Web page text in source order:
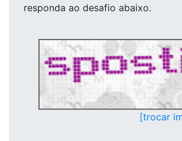
responda ao desafio abaixo.
[trocar